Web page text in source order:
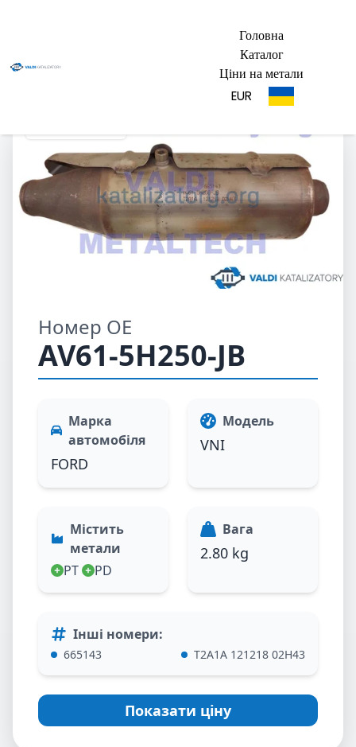
Головна
Каталог
Ціни на метали
EUR
Номер OE
AV61-5H250-JB
Марка
автомобіля
FORD
Модель
VNI
Містить
метали
PT
PD
Вага
2.80 kg
Інші номери:
665143 T2A1A 121218 02H43
Показати ціну